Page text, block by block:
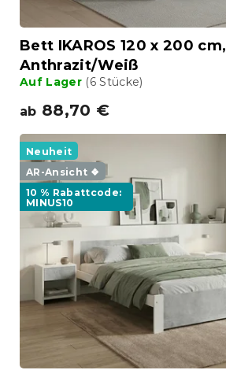
eBett IKAROS 120 x 200 cm,
Anthrazit/Weiß
Auf Lager (6 Stücke)
ab 88,70 €
Neuheit
AR-Ansicht ❖
10 % Rabattcode:
MINUS10